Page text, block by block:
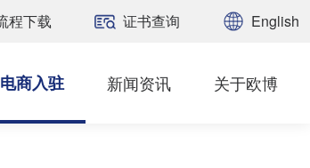
程下载 证书查询 English
电商入驻 新闻资讯 关于欧博